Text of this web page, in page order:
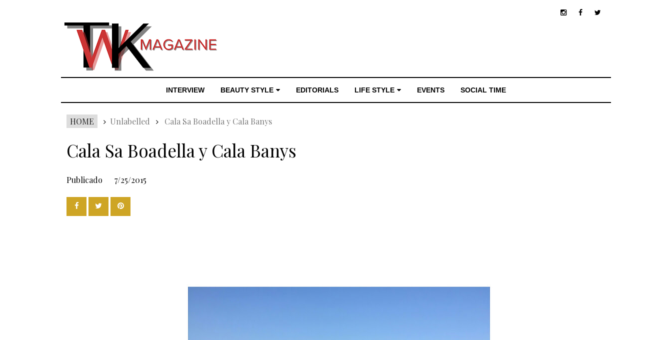
INTERVIEW BEAUTY STYLE EDITORIALS LIFE STYLE EVENTS SOCIAL TIME
HOME Unlabelled Cala Sa Boadella y Cala Banys
Cala Sa Boadella y Cala Banys
Publicado 7/25/2015